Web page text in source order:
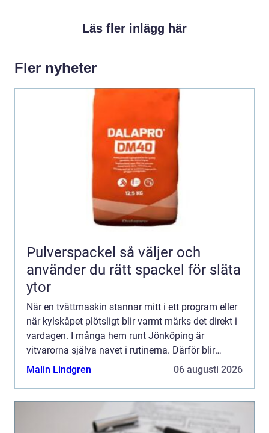
Läs fler inlägg här
Fler nyheter
Pulverspackel så väljer och
använder du rätt spackel för släta
ytor
När en tvättmaskin stannar mitt i ett program eller
när kylskåpet plötsligt blir varmt märks det direkt i
vardagen. I många hem runt Jönköping är
vitvarorna själva navet i rutinerna. Därför blir
frågan snabbt: ska man reparera eller byta ut? Allt
Malin Lindgren 06 augusti 2026